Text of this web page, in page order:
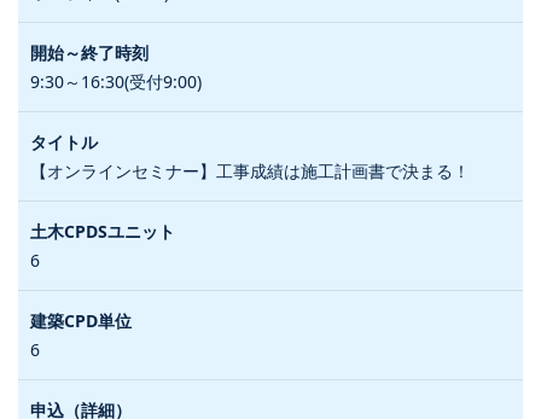
9:30～16:30(受付9:00)
【オンラインセミナー】工事成績は施工計画書で決まる！
6
6